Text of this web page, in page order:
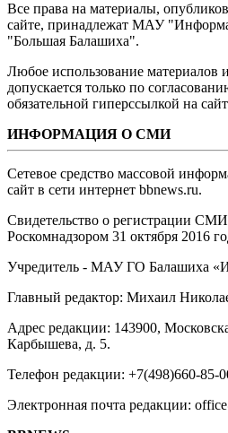
Все права на материалы,
сайте, принадлежат МАУ
"Большая Балашиха".
Любое использование материалов
допускается только по
обязательной гиперссылкой на
ИНФОРМАЦИЯ О СМИ
Сетевое средство массовой
сайт в сети интернет bbnews.ru.
Свидетельство о регистрации
Роскомнадзором 31 октября 2016
Учредитель - МАУ ГО Балашиха
Главный редактор: Михаил
Адрес редакции: 143900,
Карбышева, д. 5.
Телефон редакции: +7(498)660-85-
Электронная почта редакции: